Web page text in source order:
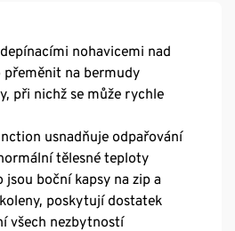
nohavicemi nad
přeměnit na bermudy
při nichž se může rychle
usnadňuje odpařování
tělesné teploty
jsou boční kapsy na zip a
poskytují dostatek
všech nezbytností